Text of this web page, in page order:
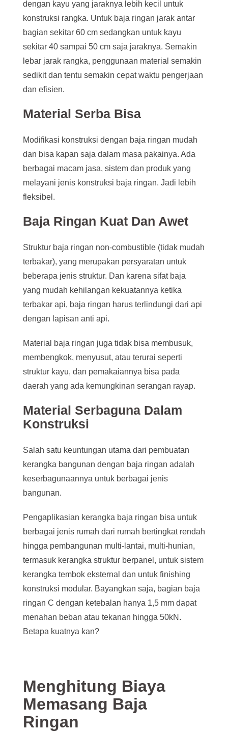
dengan kayu yang jaraknya lebih kecil untuk
konstruksi rangka. Untuk baja ringan jarak antar
bagian sekitar 60 cm sedangkan untuk kayu
sekitar 40 sampai 50 cm saja jaraknya. Semakin
lebar jarak rangka, penggunaan material semakin
sedikit dan tentu semakin cepat waktu pengerjaan
dan efisien.
Material Serba Bisa
Modifikasi konstruksi dengan baja ringan mudah
dan bisa kapan saja dalam masa pakainya. Ada
berbagai macam jasa, sistem dan produk yang
melayani jenis konstruksi baja ringan. Jadi lebih
fleksibel.
Baja Ringan Kuat Dan Awet
Struktur baja ringan non-combustible (tidak mudah
terbakar), yang merupakan persyaratan untuk
beberapa jenis struktur. Dan karena sifat baja
yang mudah kehilangan kekuatannya ketika
terbakar api, baja ringan harus terlindungi dari api
dengan lapisan anti api.
Material baja ringan juga tidak bisa membusuk,
membengkok, menyusut, atau terurai seperti
struktur kayu, dan pemakaiannya bisa pada
daerah yang ada kemungkinan serangan rayap.
Material Serbaguna Dalam
Konstruksi
Salah satu keuntungan utama dari pembuatan
kerangka bangunan dengan baja ringan adalah
keserbagunaannya untuk berbagai jenis
bangunan.
Pengaplikasian kerangka baja ringan bisa untuk
berbagai jenis rumah dari rumah bertingkat rendah
hingga pembangunan multi-lantai, multi-hunian,
termasuk kerangka struktur berpanel, untuk sistem
kerangka tembok eksternal dan untuk finishing
konstruksi modular. Bayangkan saja, bagian baja
ringan C dengan ketebalan hanya 1,5 mm dapat
menahan beban atau tekanan hingga 50kN.
Betapa kuatnya kan?
Menghitung Biaya
Memasang Baja
Ringan